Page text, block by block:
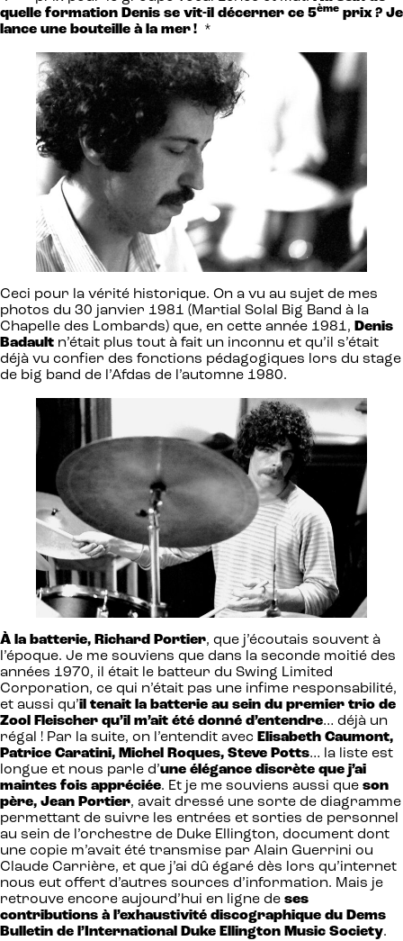
quelle formation Denis se vit-il décerner ce 5ème prix ? Je
lance une bouteille à la mer ! *
Ceci pour la vérité historique. On a vu au sujet de mes
photos du 30 janvier 1981 (Martial Solal Big Band à la
Chapelle des Lombards) que, en cette année 1981, Denis
Badault n’était plus tout à fait un inconnu et qu’il s’était
déjà vu confier des fonctions pédagogiques lors du stage
de big band de l’Afdas de l’automne 1980.
À la batterie, Richard Portier, que j’écoutais souvent à
l’époque. Je me souviens que dans la seconde moitié des
années 1970, il était le batteur du Swing Limited
Corporation, ce qui n’était pas une infime responsabilité,
et aussi qu’il tenait la batterie au sein du premier trio de
Zool Fleischer qu’il m’ait été donné d’entendre… déjà un
régal ! Par la suite, on l’entendit avec Elisabeth Caumont,
Patrice Caratini, Michel Roques, Steve Potts… la liste est
longue et nous parle d’une élégance discrète que j’ai
maintes fois appréciée. Et je me souviens aussi que son
père, Jean Portier, avait dressé une sorte de diagramme
permettant de suivre les entrées et sorties de personnel
au sein de l’orchestre de Duke Ellington, document dont
une copie m’avait été transmise par Alain Guerrini ou
Claude Carrière, et que j’ai dû égaré dès lors qu’internet
nous eut offert d’autres sources d’information. Mais je
retrouve encore aujourd’hui en ligne de ses
contributions à l’exhaustivité discographique du Dems
Bulletin de l’International Duke Ellington Music Society.